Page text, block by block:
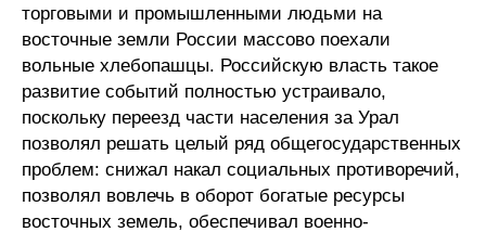
торговыми и промышленными людьми на
восточные земли России массово поехали
вольные хлебопашцы. Российскую власть такое
развитие событий полностью устраивало,
поскольку переезд части населения за Урал
позволял решать целый ряд общегосударственных
проблем: снижал накал социальных противоречий,
позволял вовлечь в оборот богатые ресурсы
восточных земель, обеспечивал военно-